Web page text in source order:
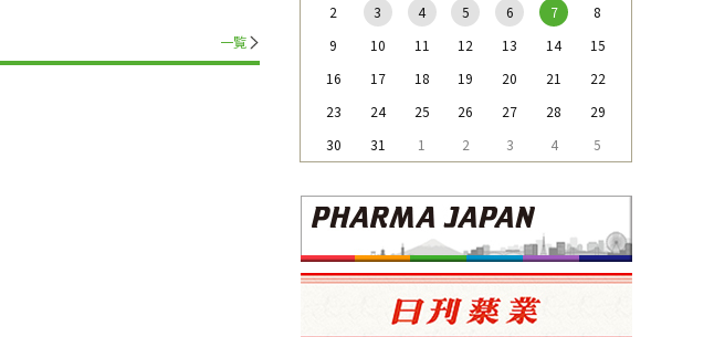
一覧
2
3 4 5 6 7
8
9
10 11 12 13 14
15
16
17 18 19 20 21
22
23
24 25 26 27 28
29
30
31 1 2 3 4 5